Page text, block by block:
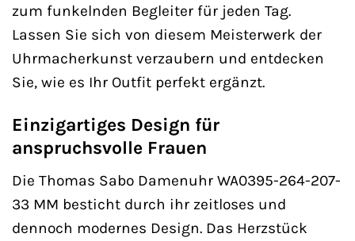
zum funkelnden Begleiter für jeden Tag.
Lassen Sie sich von diesem Meisterwerk der
Uhrmacherkunst verzaubern und entdecken
Sie, wie es Ihr Outfit perfekt ergänzt.
Einzigartiges Design für
anspruchsvolle Frauen
Die Thomas Sabo Damenuhr WA0395-264-207-
33 MM besticht durch ihr zeitloses und
dennoch modernes Design. Das Herzstück